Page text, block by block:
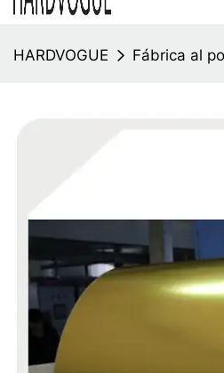
HARDVOGUE Fábrica al